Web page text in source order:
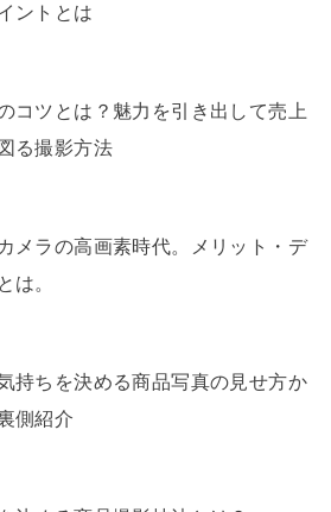
ントとは
コツとは？魅力を引き出して売上
る撮影方法
メラの高画素時代。メリット・デ
は。
持ちを決める商品写真の見せ方か
側紹介